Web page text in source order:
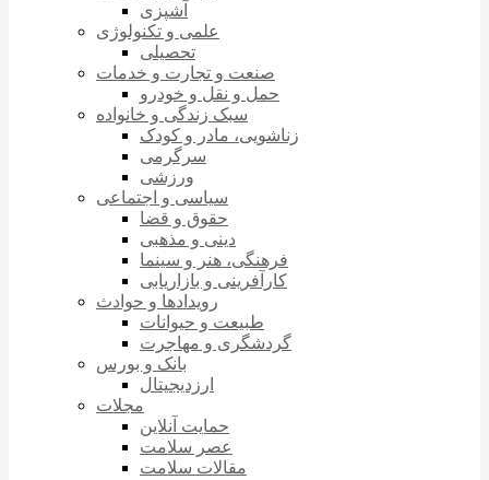
آشپزی
علمی و تکنولوژی
تحصیلی
صنعت و تجارت و خدمات
حمل و نقل و خودرو
سبک زندگی و خانواده
زناشویی، مادر و کودک
سرگرمی
ورزشی
سیاسی و اجتماعی
حقوق و قضا
دینی و مذهبی
فرهنگی، هنر و سینما
کارآفرینی و بازاریابی
رویدادها و حوادث
طبیعت و حیوانات
گردشگری و مهاجرت
بانک و بورس
ارزدیجیتال
مجلات
حمایت آنلاین
عصر سلامت
مقالات سلامت